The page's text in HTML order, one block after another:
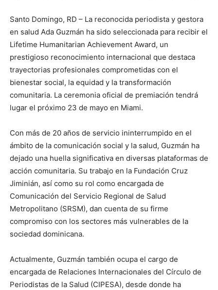
Santo Domingo, RD – La reconocida periodista y gestora
en salud Ada Guzmán ha sido seleccionada para recibir el
Lifetime Humanitarian Achievement Award, un
prestigioso reconocimiento internacional que destaca
trayectorias profesionales comprometidas con el
bienestar social, la equidad y la transformación
comunitaria. La ceremonia oficial de premiación tendrá
lugar el próximo 23 de mayo en Miami.
Con más de 20 años de servicio ininterrumpido en el
ámbito de la comunicación social y la salud, Guzmán ha
dejado una huella significativa en diversas plataformas de
acción comunitaria. Su trabajo en la Fundación Cruz
Jiminián, así como su rol como encargada de
Comunicación del Servicio Regional de Salud
Metropolitano (SRSM), dan cuenta de su firme
compromiso con los sectores más vulnerables de la
sociedad dominicana.
Actualmente, Guzmán también ocupa el cargo de
encargada de Relaciones Internacionales del Círculo de
Periodistas de la Salud (CIPESA), desde donde ha